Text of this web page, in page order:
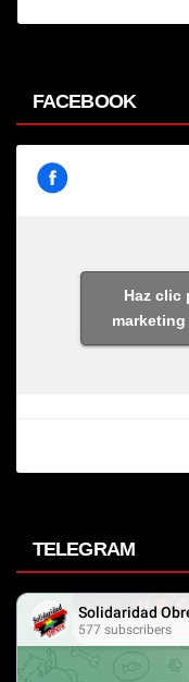
FACEBOOK
Haz clic
TELEGRAM